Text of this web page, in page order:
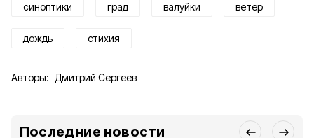
синоптики град валуйки ветер
дождь стихия
Авторы: Дмитрий Сергеев
Последние новости